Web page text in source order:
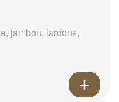
jambon, lardons,